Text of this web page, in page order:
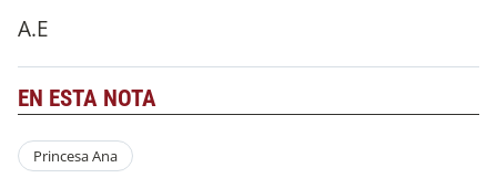
A.E
EN ESTA NOTA
Princesa Ana